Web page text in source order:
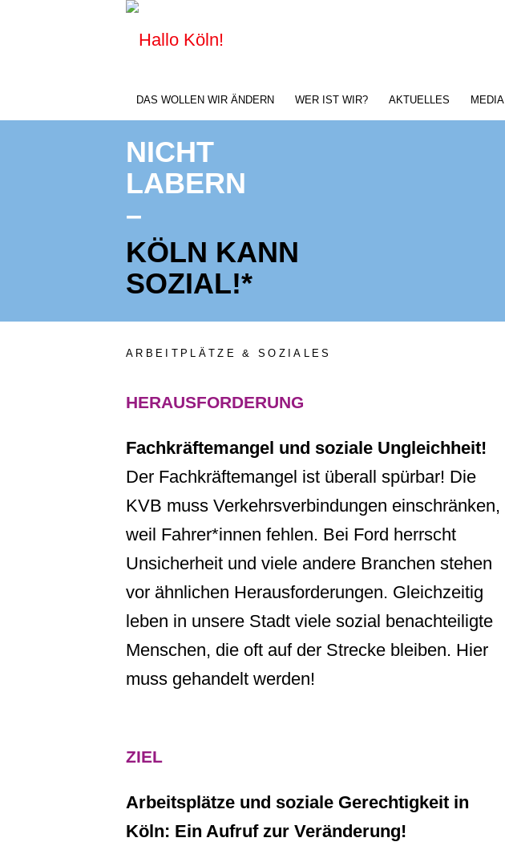
DAS WOLLEN WIR ÄNDERN WER IST WIR? AKTUELLES MEDIA
NICHT
LABERN
–
KÖLN KANN
SOZIAL!*
ARBEITPLÄTZE & SOZIALES
HERAUSFORDERUNG
Fachkräftemangel und soziale Ungleichheit!
Der Fachkräftemangel ist überall spürbar! Die
KVB muss Verkehrsverbindungen einschränken,
weil Fahrer*innen fehlen. Bei Ford herrscht
Unsicherheit und viele andere Branchen stehen
vor ähnlichen Herausforderungen. Gleichzeitig
leben in unsere Stadt viele sozial benachteiligte
Menschen, die oft auf der Strecke bleiben. Hier
muss gehandelt werden!
ZIEL
Arbeitsplätze und soziale Gerechtigkeit in
Köln: Ein Aufruf zur Veränderung!